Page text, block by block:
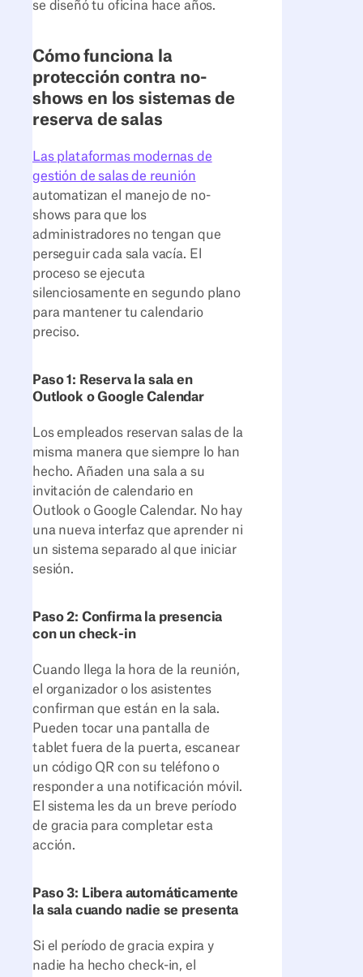
se diseñó tu oficina hace años.
Cómo funciona la
protección contra no-
shows en los sistemas de
reserva de salas
Las plataformas modernas de
gestión de salas de reunión
automatizan el manejo de no-
shows para que los
administradores no tengan que
perseguir cada sala vacía. El
proceso se ejecuta
silenciosamente en segundo plano
para mantener tu calendario
preciso.
Paso 1: Reserva la sala en
Outlook o Google Calendar
Los empleados reservan salas de la
misma manera que siempre lo han
hecho. Añaden una sala a su
invitación de calendario en
Outlook o Google Calendar. No hay
una nueva interfaz que aprender ni
un sistema separado al que iniciar
sesión.
Paso 2: Confirma la presencia
con un check-in
Cuando llega la hora de la reunión,
el organizador o los asistentes
confirman que están en la sala.
Pueden tocar una pantalla de
tablet fuera de la puerta, escanear
un código QR con su teléfono o
responder a una notificación móvil.
El sistema les da un breve período
de gracia para completar esta
acción.
Paso 3: Libera automáticamente
la sala cuando nadie se presenta
Si el período de gracia expira y
nadie ha hecho check-in, el